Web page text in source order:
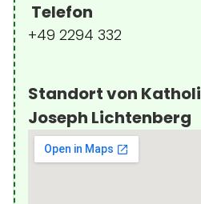
Telefon
+49 2294 332
Standort von
Joseph Lichtenberg